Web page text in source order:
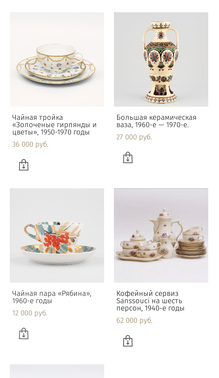
Чайная тройка
«Золоченые гирлянды и
цветы», 1950-1970 годы
36 000 pуб.
Большая керамическая
ваза, 1960-е — 1970-е.
27 000 pуб.
Чайная пара «Рябина»,
1960-е годы
12 000 pуб.
Кофейный сервиз
Sanssouci на шесть
персон, 1940-е годы
62 000 pуб.